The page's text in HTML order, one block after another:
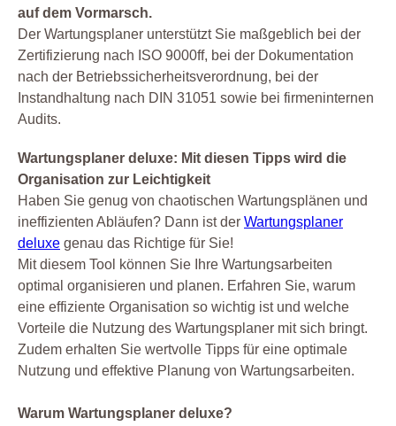
auf dem Vormarsch.
Der Wartungsplaner unterstützt Sie maßgeblich bei der
Zertifizierung nach ISO 9000ff, bei der Dokumentation
nach der Betriebssicherheitsverordnung, bei der
Instandhaltung nach DIN 31051 sowie bei firmeninternen
Audits.
Wartungsplaner deluxe: Mit diesen Tipps wird die
Organisation zur Leichtigkeit
Haben Sie genug von chaotischen Wartungsplänen und
ineffizienten Abläufen? Dann ist der Wartungsplaner
deluxe genau das Richtige für Sie!
Mit diesem Tool können Sie Ihre Wartungsarbeiten
optimal organisieren und planen. Erfahren Sie, warum
eine effiziente Organisation so wichtig ist und welche
Vorteile die Nutzung des Wartungsplaner mit sich bringt.
Zudem erhalten Sie wertvolle Tipps für eine optimale
Nutzung und effektive Planung von Wartungsarbeiten.
Warum Wartungsplaner deluxe?